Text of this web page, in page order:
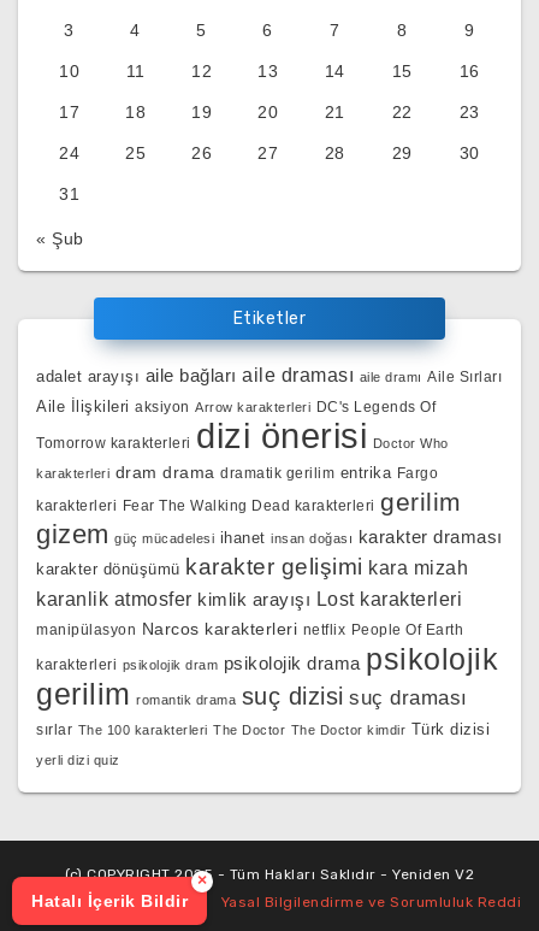
3 4 5 6 7 8 9
10 11 12 13 14 15 16
17 18 19 20 21 22 23
24 25 26 27 28 29 30
31
« Şub
Etiketler
adalet arayışı aile bağları aile draması aile dramı Aile Sırları
Aile İlişkileri aksiyon Arrow karakterleri DC's Legends Of
Tomorrow karakterleri dizi önerisi Doctor Who
karakterleri dram drama dramatik gerilim entrika Fargo
karakterleri Fear The Walking Dead karakterleri gerilim
gizem güç mücadelesi ihanet insan doğası karakter draması
karakter dönüşümü karakter gelişimi kara mizah
karanlik atmosfer kimlik arayışı Lost karakterleri
manipülasyon Narcos karakterleri netflix People Of Earth
karakterleri psikolojik dram psikolojik drama psikolojik
gerilim romantik drama suç dizisi suç draması
sırlar The 100 karakterleri The Doctor The Doctor kimdir Türk dizisi
yerli dizi quiz
(c) COPYRIGHT 2025 - Tüm Hakları Saklıdır - Yeniden V2
Yasal Bilgilendirme ve Sorumluluk Reddi
Hatalı İçerik Bildir
×